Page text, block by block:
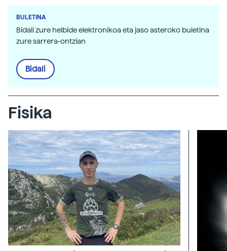
BULETINA
Bidali zure helbide elektronikoa eta jaso asteroko buletina
zure sarrera-ontzian
Bidali
Fisika